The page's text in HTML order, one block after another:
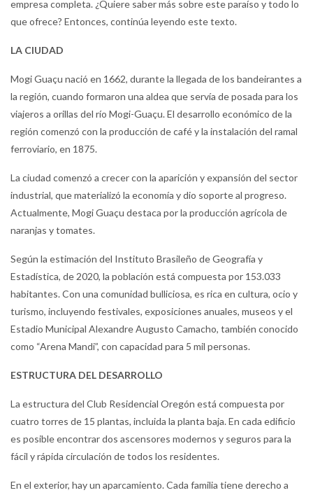
empresa completa. ¿Quiere saber más sobre este paraíso y todo lo
que ofrece? Entonces, continúa leyendo este texto.
LA CIUDAD
Mogi Guaçu nació en 1662, durante la llegada de los bandeirantes a
la región, cuando formaron una aldea que servía de posada para los
viajeros a orillas del río Mogi-Guaçu. El desarrollo económico de la
región comenzó con la producción de café y la instalación del ramal
ferroviario, en 1875.
La ciudad comenzó a crecer con la aparición y expansión del sector
industrial, que materializó la economía y dio soporte al progreso.
Actualmente, Mogi Guaçu destaca por la producción agrícola de
naranjas y tomates.
Según la estimación del Instituto Brasileño de Geografía y
Estadística, de 2020, la población está compuesta por 153.033
habitantes. Con una comunidad bulliciosa, es rica en cultura, ocio y
turismo, incluyendo festivales, exposiciones anuales, museos y el
Estadio Municipal Alexandre Augusto Camacho, también conocido
como “Arena Mandi”, con capacidad para 5 mil personas.
ESTRUCTURA DEL DESARROLLO
La estructura del Club Residencial Oregón está compuesta por
cuatro torres de 15 plantas, incluida la planta baja. En cada edificio
es posible encontrar dos ascensores modernos y seguros para la
fácil y rápida circulación de todos los residentes.
En el exterior, hay un aparcamiento. Cada familia tiene derecho a